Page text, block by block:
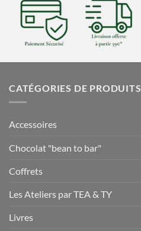
CATÉGORIES DE PRODUITS
Accessoires
Chocolat "bean to bar"
Coffrets
Les Ateliers par TEA & TY
Livres